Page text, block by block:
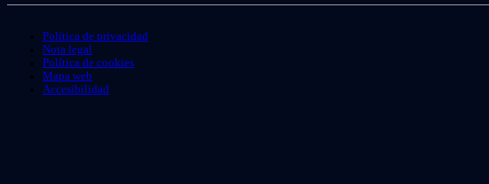
Política de privacidad
Nota legal
Política de cookies
Mapa web
Accesibilidad